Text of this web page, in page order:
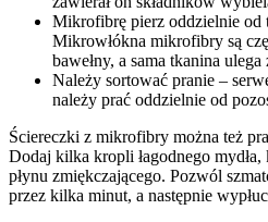
Mikrofibrę pierz oddzielnie od
Mikrowłókna mikrofibry są
bawełny, a sama tkanina ulega
Należy sortować pranie –
należy prać oddzielnie od
Ściereczki z mikrofibry można też
Dodaj kilka kropli łagodnego
płynu zmiękczającego. Pozwól
przez kilka minut, a następnie